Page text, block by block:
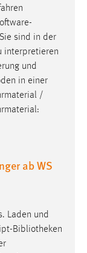
sind in der
interpretieren
und
in einer
/
ab WS
Laden und
Bibliotheken
mibew-
können.
= 3